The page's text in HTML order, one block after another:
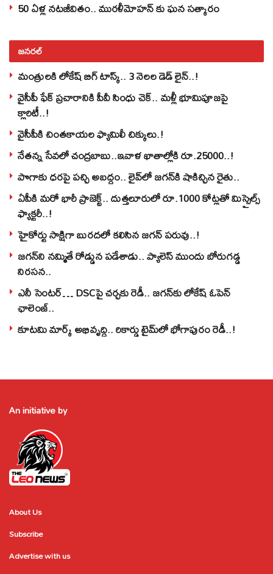
50 ఏళ్ల నటజీవితం.. మురళీమోహన్ కు ఘన సత్కారం
జనరల్
మంత్రులకి లోకేష్‌ బిగ్‌ టాస్క్‌.. 3 నెలల డెడ్‌ లైన్‌..!
వైసీపీ ఫేక్ ప్రచారానికి పీవీ సింధు చెక్.. మళ్లీ భూమిపూజపై
క్లారిటీ..!
వైసీపీకి చింతకాయల ఫ్యామిలీ చిక్కులు.!
నేతన్న సేవలో చంద్రబాబు..ఇవాళ ఖాతాల్లోకి రూ.25000..!
పొగాకు ధరపై పచ్చి అబద్దం.. లైవ్‌లో జగన్‌కి షాకిచ్చిన రైతు..
ఏపీకి మరో భారీ ప్రాజెక్ట్.. దుత్తలూరులో రూ.1000 కోట్లతో మిస్సైల్స్
ఫ్యాక్టరీ..!
హైకోర్టు సాక్షిగా బురదలో కలిసిన జగన్ పరువు..!
జగన్‌ని నమ్మితే రోడ్డున పడేశాడు.. ప్యాలెస్‌ ముందు బోరుగడ్డ
నిరసన..
ఎనీ సెంటర్‌… DSCపై చర్చకు రెడీ.. జగన్‌కు లోకేష్‌ ఓపెన్
ఛాలెంజ్..
కూటమి మార్క్ అభివృద్ధి.. రికార్డు టైమ్‌లో భోగాపురం రెడీ..!
An initiative by
About Us
Subscribe
Advertise with us